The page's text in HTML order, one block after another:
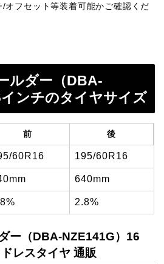
フセット等装着可能かご確認くだ
ルダー（DBA-
ンチのタイヤサイズ
前 後
60R16 195/60R16
640mm
2.8%
ー（DBA-NZE141G）16
レスタイヤ 通販